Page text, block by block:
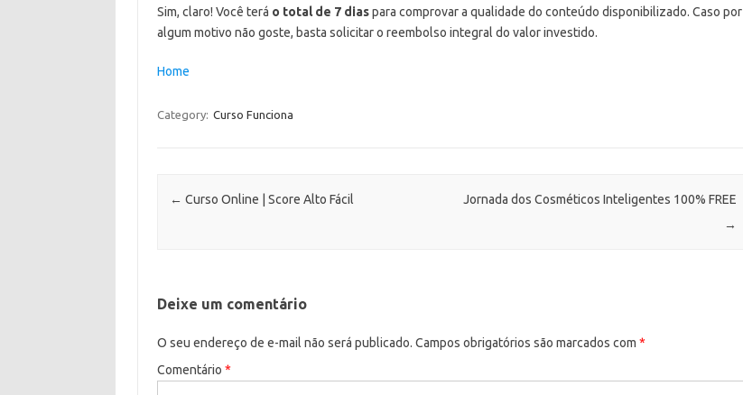
Sim, claro! Você terá o total de 7 diaspara comprovar a qualidade do conteúdo disponibilizado. Caso por
algum motivo não goste, basta solicitar o reembolso integral do valor investido.
Home
Category: Curso Funciona
Post navigation
← Curso Online | Score Alto Fácil
Jornada dos Cosméticos Inteligentes 100% FREE
→
Deixe um comentário
O seu endereço de e-mail não será publicado. Campos obrigatórios são marcados com *
Comentário *